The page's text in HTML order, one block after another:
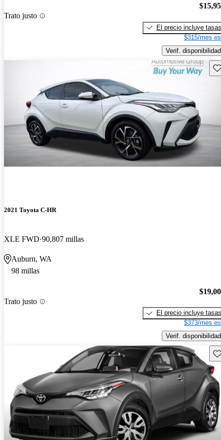
Trato justo
El precio incluye tasas
$315/mes
Verif. disponibilidad
2021 Toyota C-HR
XLE FWD 90,807 millas
Auburn, WA
98 millas
Trato justo
El precio incluye tasas
$373/mes
Verif. disponibilidad